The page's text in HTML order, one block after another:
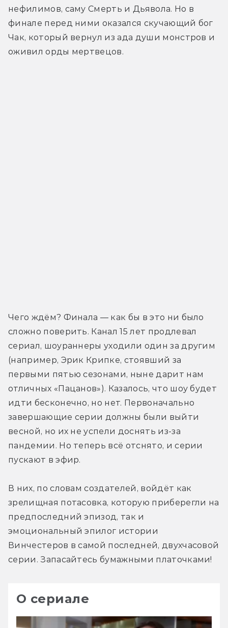
нефилимов, саму Смерть и Дьявола. Но в
финале перед ними оказался скучающий бог
Чак, который вернул из ада души монстров и
оживил орды мертвецов.
Чего ждём? Финала — как бы в это ни было
сложно поверить. Канал 15 лет продлевал
сериал, шоураннеры уходили один за другим
(например, Эрик Крипке, стоявший за
первыми пятью сезонами, ныне дарит нам
отличных «Пацанов»). Казалось, что шоу будет
идти бесконечно, но нет. Первоначально
завершающие серии должны были выйти
весной, но их не успели доснять из-за
пандемии. Но теперь всё отснято, и серии
пускают в эфир.
В них, по словам создателей, войдёт как
зрелищная потасовка, которую приберегли на
предпоследний эпизод, так и
эмоциональный эпилог истории
Винчестеров в самой последней, двухчасовой
серии. Запасайтесь бумажными платочками!
О сериале